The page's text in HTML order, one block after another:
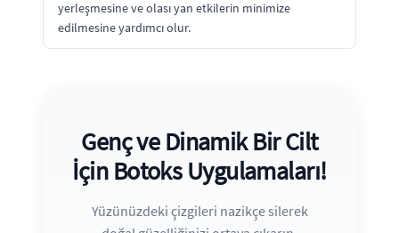
yerleşmesine ve olası yan etkilerin minimize
edilmesine yardımcı olur.
Genç ve Dinamik Bir Cilt
İçin Botoks Uygulamaları!
Yüzünüzdeki çizgileri nazikçe silerek